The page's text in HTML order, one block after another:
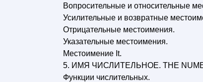
Вопросительные и относительные
Усилительные и возвратные
Отрицательные местоимения.
Указательные местоимения.
Местоимение It.
5. ИМЯ ЧИСЛИТЕЛЬНОЕ. THE
Функции числительных.